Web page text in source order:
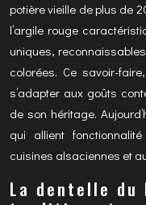
potière vieille de plus de
l’argile rouge
uniques,
colorées. Ce savoir-
s’adapter aux goûts
de son héritage.
qui allient
cuisines alsaciennes et
La dentelle du